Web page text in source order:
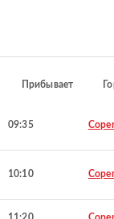
Прибывает
09:35
10:10